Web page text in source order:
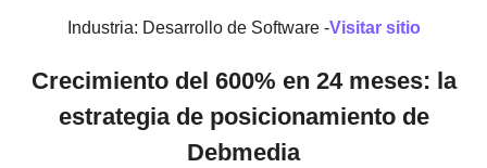
Industria: Desarrollo de Software -Visitar sitio
Crecimiento del 600% en 24 meses: la
estrategia de posicionamiento de
Debmedia